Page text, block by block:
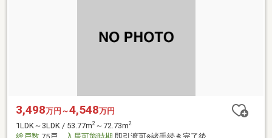
3,498万円～4,548万円
1LDK～3LDK / 53.77m2 ～72.73m2